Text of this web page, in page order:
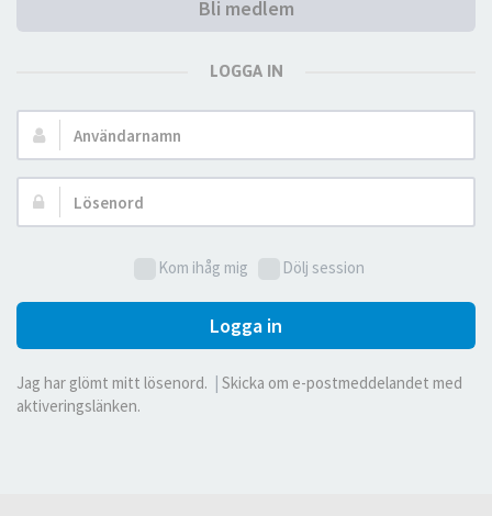
Bli medlem
LOGGA IN
Användarnamn:
Lösenord:
Kom ihåg mig Dölj session
Logga in
Jag har glömt mitt lösenord.
Skicka om e-postmeddelandet med
aktiveringslänken.